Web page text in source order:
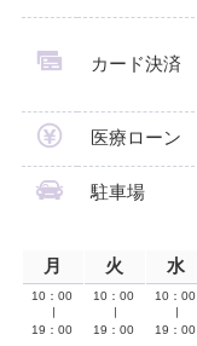
カード決済
医療ローン
駐車場
月 火 水
10：00
19：00
10：00
19：00
10：00
19：00